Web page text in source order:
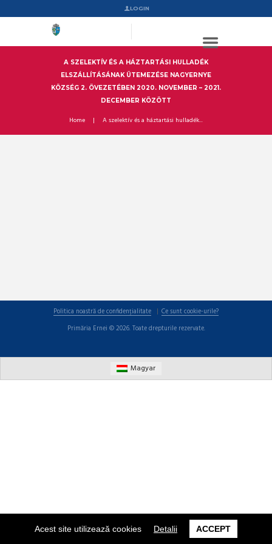
Acest site utilizează cookies Detalii ACCEPT
LOGIN
A SZELEKTÍV ÉS A HÁZTARTÁSI HULLADÉK
ELSZÁLLÍTÁSÁNAK ÜTEMEZÉSE NAGYERNYE
KÖZSÉG 2. ÖVEZETÉBEN 2020. NOVEMBER – 2021.
DECEMBER KÖZÖTT
Home A szelektív és a háztartási hulladék...
Politica noastră de confidențialitate
Ce sunt cookie-urile?
Primăria Ernei © 2026. Toate drepturile rezervate.
Magyar